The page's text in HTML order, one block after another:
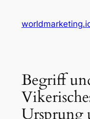
Begriff
Ursprung